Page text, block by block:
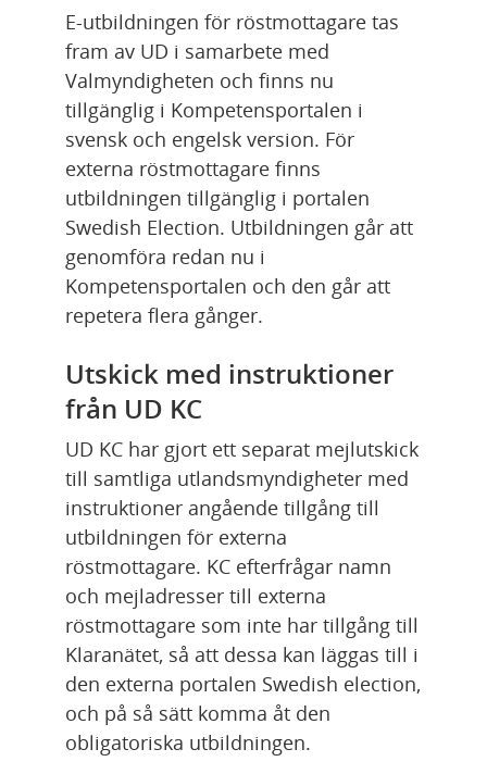
E-utbildningen för röstmottagare tas
fram av UD i samarbete med
Valmyndigheten och finns nu
tillgänglig i Kompetensportalen i
svensk och engelsk version. För
externa röstmottagare finns
utbildningen tillgänglig i portalen
Swedish Election. Utbildningen går att
genomföra redan nu i
Kompetensportalen och den går att
repetera flera gånger.
Utskick med instruktioner
från UD KC
UD KC har gjort ett separat mejlutskick
till samtliga utlandsmyndigheter med
instruktioner angående tillgång till
utbildningen för externa
röstmottagare. KC efterfrågar namn
och mejladresser till externa
röstmottagare som inte har tillgång till
Klaranätet, så att dessa kan läggas till i
den externa portalen Swedish election,
och på så sätt komma åt den
obligatoriska utbildningen.